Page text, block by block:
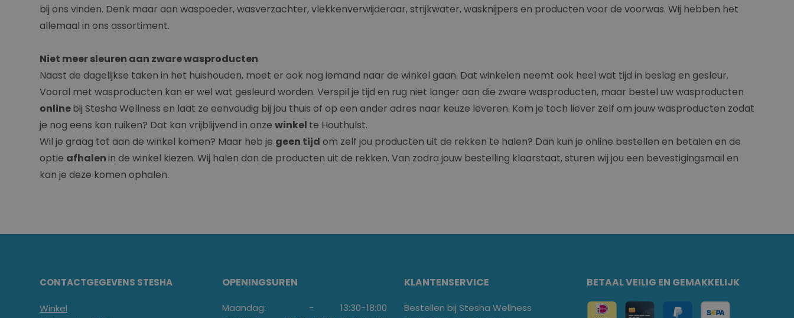
bij ons vinden. Denk maar aan waspoeder, wasverzachter, vlekkenverwijderaar, strijkwater, wasknijpers en producten voor de voorwas. Wij hebben het
allemaal in ons assortiment.
Niet meer sleuren aan zware wasproducten
Naast de dagelijkse taken in het huishouden, moet er ook nog iemand naar de winkel gaan. Dat winkelen neemt ook heel wat tijd in beslag en gesleur.
Vooral met wasproducten kan er wel wat gesleurd worden. Verspil je tijd en rug niet langer aan die zware wasproducten, maar bestel uw wasproducten
onlinebij Stesha Wellness en laat ze eenvoudig bij jou thuis of op een ander adres naar keuze leveren. Kom je toch liever zelf om jouw wasproducten zodat
je nog eens kan ruiken? Dat kan vrijblijvend in onze winkel te Houthulst.
Wil je graag tot aan de winkel komen? Maar heb je geen tijd om zelf jou producten uit de rekken te halen? Dan kun je online bestellen en betalen en de
optie afhalenin de winkel kiezen. Wij halen dan de producten uit de rekken. Van zodra jouw bestelling klaarstaat, sturen wij jou een bevestigingsmail en
kan je deze komen ophalen.
CONTACTGEGEVENS STESHA
Winkel
OPENINGSUREN
Maandag: - 13:30-18:00
KLANTENSERVICE
Bestellen bij Stesha Wellness
BETAAL VEILIG EN GEMAKKELIJK